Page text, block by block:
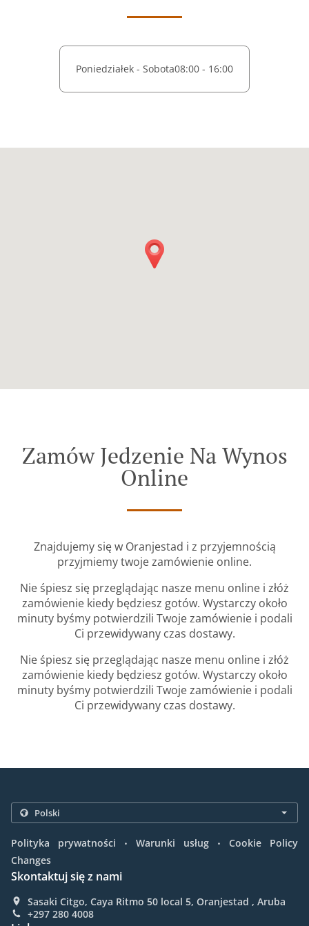
Poniedziałek - Sobota08:00 - 16:00
Zamów Jedzenie Na Wynos
Online
Znajdujemy się w Oranjestad i z przyjemnością
przyjmiemy twoje zamówienie online.
Nie śpiesz się przeglądając nasze menu online i złóż
zamówienie kiedy będziesz gotów. Wystarczy około
minuty byśmy potwierdzili Twoje zamówienie i podali
Ci przewidywany czas dostawy.
Nie śpiesz się przeglądając nasze menu online i złóż
zamówienie kiedy będziesz gotów. Wystarczy około
minuty byśmy potwierdzili Twoje zamówienie i podali
Ci przewidywany czas dostawy.
Polityka prywatności . Warunki usług .
Cookie Policy
Changes
Skontaktuj się z nami
Sasaki Citgo, Caya Ritmo 50 local 5, Oranjestad , Aruba
+297 280 4008